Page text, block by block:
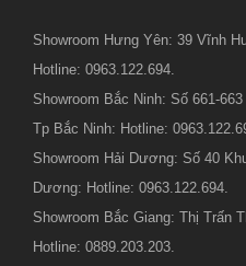
Showroom Hưng Yên: 39 Vĩnh
Hotline: 0963.122.694.
Showroom Bắc Ninh: Số 661-
Tp Bắc Ninh: Hotline:
Showroom Hải Dương: Số 40
Dương: Hotline: 0963.122.694.
Showroom Bắc Giang: Thị Trấn
Hotline: 0889.203.203.